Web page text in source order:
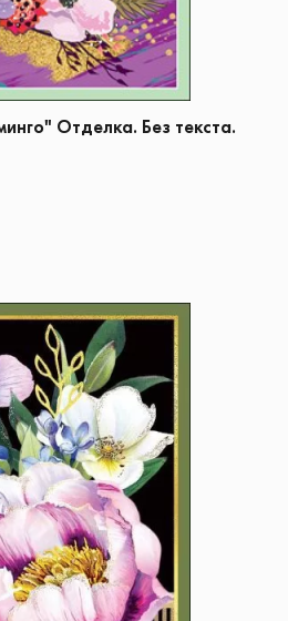
Отделка. Без текста.